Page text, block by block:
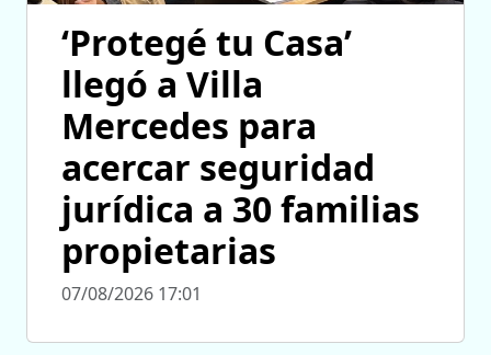
‘Protegé tu Casa’
llegó a Villa
Mercedes para
acercar seguridad
jurídica a 30 familias
propietarias
07/08/2026 17:01